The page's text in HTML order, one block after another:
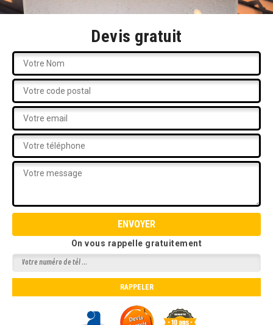
Devis gratuit
On vous rappelle gratuitement